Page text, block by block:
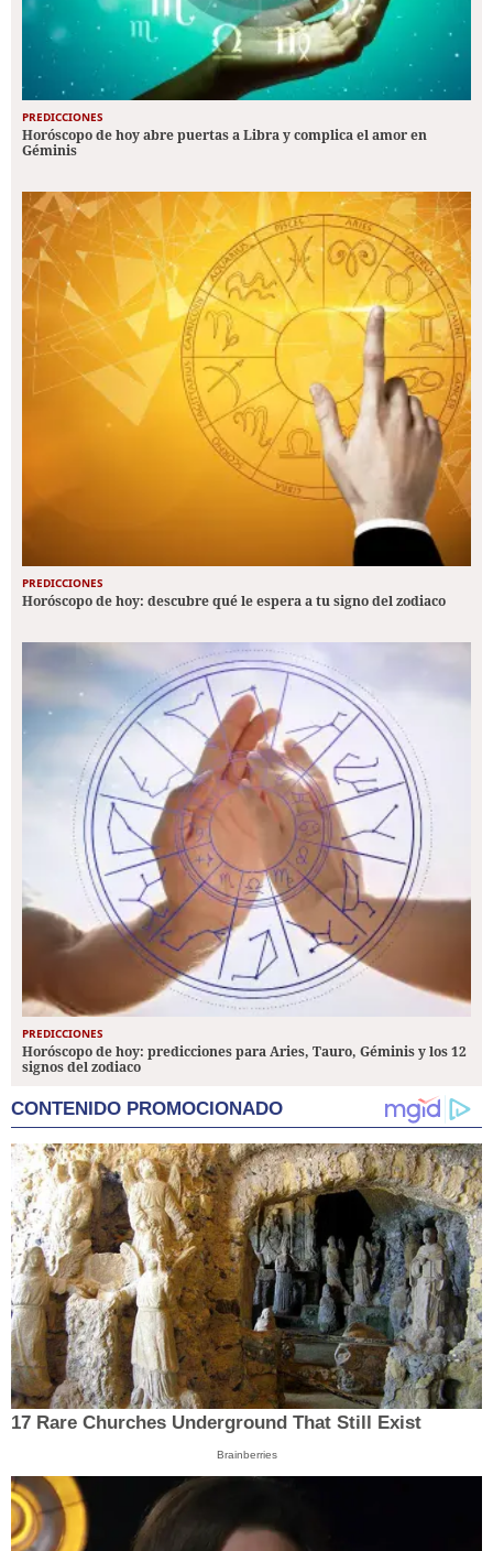
PREDICCIONES
Horóscopo de hoy abre puertas a Libra y complica el amor en
Géminis
PREDICCIONES
Horóscopo de hoy: descubre qué le espera a tu signo del zodiaco
PREDICCIONES
Horóscopo de hoy: predicciones para Aries, Tauro, Géminis y los 12
signos del zodiaco
CONTENIDO PROMOCIONADO
17 Rare Churches Underground That Still Exist
Brainberries